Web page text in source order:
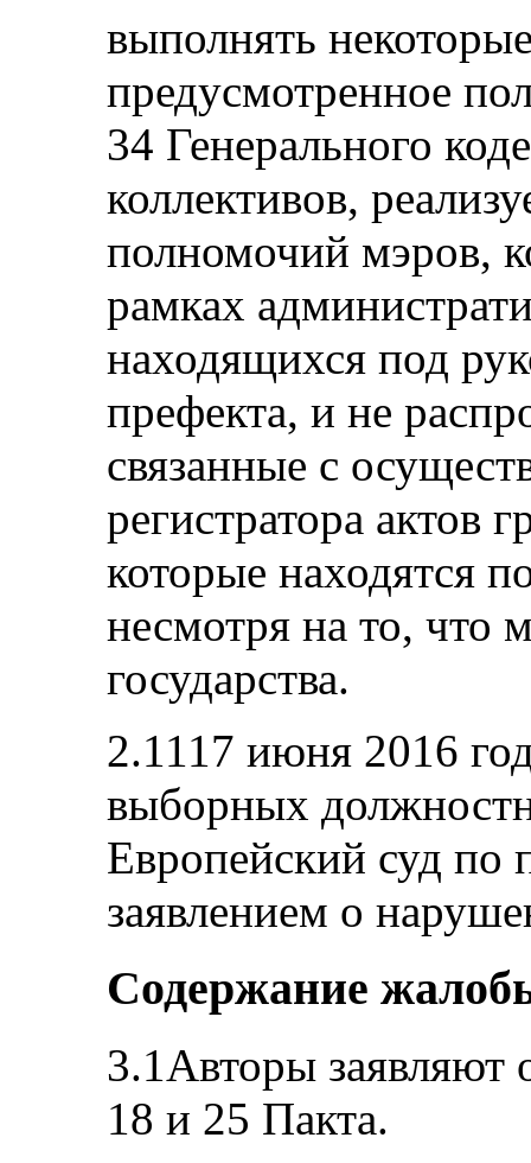
выполнять
предусмотренное
34 Генерального
коллективов,
полномочий мэров,
рамках
находящихся под
префекта, и не
связанные с
регистратора актов
которые находятся
несмотря на то, что
государства.
2.1117 июня 2016
выборных
Европейский суд по
заявлением о
Содержание
3.1Авторы заявляют
18 и 25 Пакта.